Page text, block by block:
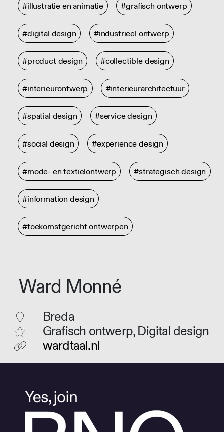
#illustratie en animatie #grafisch ontwerp
#digital design #industrieel ontwerp
#product design #collectible design
#interieurontwerp #interieurarchitectuur
#spatial design #service design
#social design #experience design
#mode- en textielontwerp #strategisch design
#information design
#toekomstgericht ontwerpen
Ward Monné
Breda
Grafisch ontwerp, Digital design
wardtaal.nl